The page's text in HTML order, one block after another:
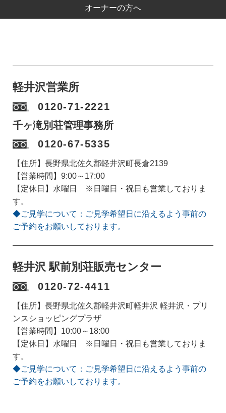
オーナーの方へ
軽井沢営業所
0120-71-2221
千ヶ滝別荘管理事務所
0120-67-5335
【住所】長野県北佐久郡軽井沢町長倉2139
【営業時間】9:00～17:00
【定休日】水曜日 ※日曜日・祝日も営業しておりま
す。
◆ご見学について：ご見学希望日に沿えるよう事前の
ご予約をお願いしております。
軽井沢 駅前別荘販売センター
0120-72-4411
【住所】長野県北佐久郡軽井沢町軽井沢 軽井沢・プリ
ンスショッピングプラザ
【営業時間】10:00～18:00
【定休日】水曜日 ※日曜日・祝日も営業しておりま
す。
◆ご見学について：ご見学希望日に沿えるよう事前の
ご予約をお願いしております。